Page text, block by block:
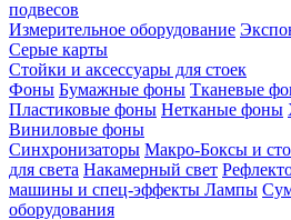
подвесов
Измерительное оборудование
Серые карты
Стойки и аксессуары для стоек
Фоны Бумажные фоны Тканевые
Пластиковые фоны Нетканые фоны
Виниловые фоны
Синхронизаторы Макро-Боксы и
для света Накамерный свет
машины и спец-эффекты Лампы
оборудования